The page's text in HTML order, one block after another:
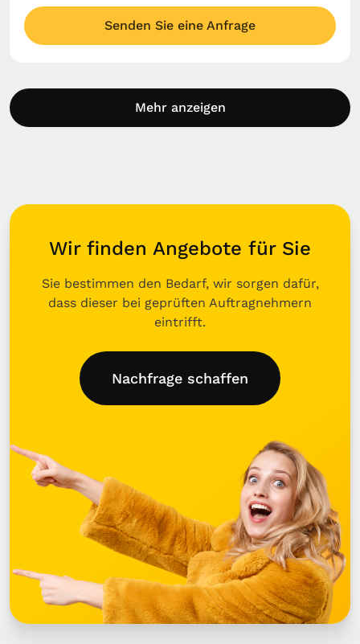
Senden Sie eine Anfrage
Mehr anzeigen
Wir finden Angebote für Sie
Sie bestimmen den Bedarf, wir sorgen dafür,
dass dieser bei geprüften Auftragnehmern
eintrifft.
Nachfrage schaffen